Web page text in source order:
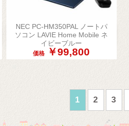
NEC PC-HM350PAL ノートパ
ソコン LAVIE Home Mobile ネ
イビーブルー
価格 ￥99,800
簡易表示
1 2 3